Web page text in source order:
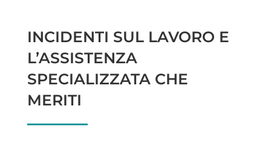
INCIDENTI SUL LAVORO E
L’ASSISTENZA
SPECIALIZZATA CHE
MERITI